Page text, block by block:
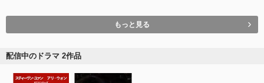
もっと見る
配信中のドラマ 2作品